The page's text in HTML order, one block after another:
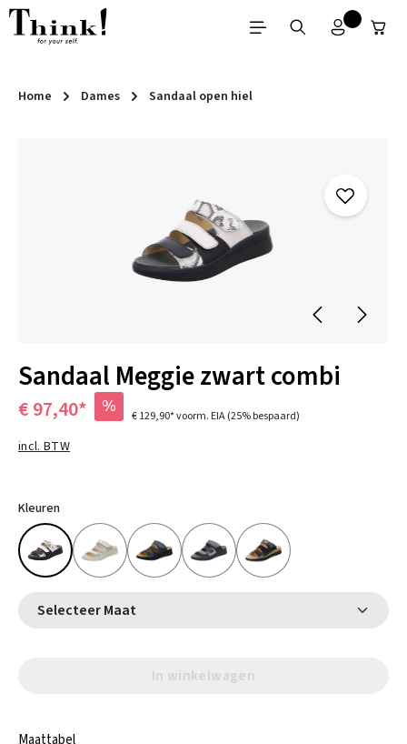
Ga naar de hoofdinhoud
Home Dames Sandaal open hiel
Sandaal Meggie zwart combi
€ 97,40* % € 129,90*voorm. EIA(25% bespaard)
incl. BTW
Kleuren
Selecteer Maat
In winkelwagen
Maattabel